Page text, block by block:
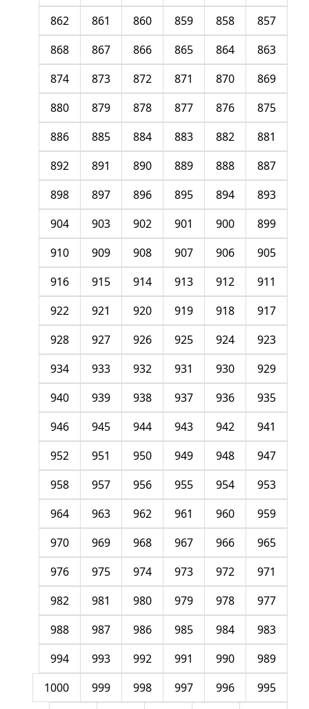
857
858
859
860
861
862
863
864
865
866
867
868
869
870
871
872
873
874
875
876
877
878
879
880
881
882
883
884
885
886
887
888
889
890
891
892
893
894
895
896
897
898
899
900
901
902
903
904
905
906
907
908
909
910
911
912
913
914
915
916
917
918
919
920
921
922
923
924
925
926
927
928
929
930
931
932
933
934
935
936
937
938
939
940
941
942
943
944
945
946
947
948
949
950
951
952
953
954
955
956
957
958
959
960
961
962
963
964
965
966
967
968
969
970
971
972
973
974
975
976
977
978
979
980
981
982
983
984
985
986
987
988
989
990
991
992
993
994
995
996
997
998
999
1000